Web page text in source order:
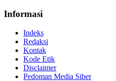
Informasi
Indeks
Redaksi
Kontak
Kode Etik
Disclaimer
Pedoman Media Siber